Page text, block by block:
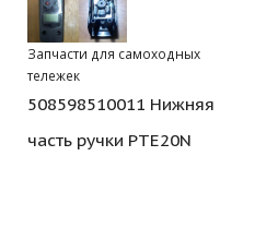
Запчасти для самоходных
тележек
508598510011 Нижняя
часть ручки PTE20N